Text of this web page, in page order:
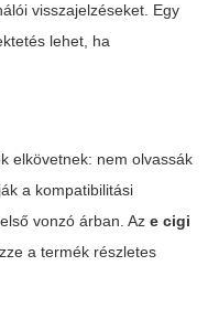
visszajelzéseket. Egy
lehet, ha
elkövetnek: nem olvassák
a kompatibilitási
vonzó árban. Az e cigi
a termék részletes